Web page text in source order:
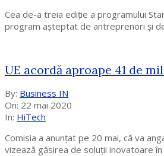
Cea de-a treia ediție a programului
program așteptat de antreprenori și
UE acordă aproape 41 de
2020-
05-
22
By: Business IN
On: 22 mai 2020
In: HiTech
Comisia a anunțat pe 20 mai, că va
vizează găsirea de soluții inovatoare